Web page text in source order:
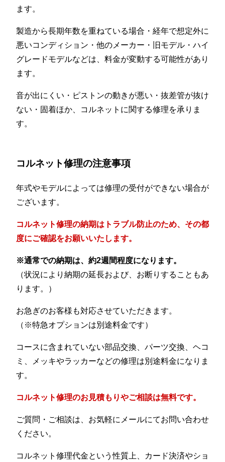
ます。
製造から長期年数を重ねている場合・経年で想定外に
悪いコンディション・他のメーカー・旧モデル・ハイ
グレードモデルなどは、料金が変動する可能性があり
ます。
音が出にくい・ピストンの動きが悪い・抜差管が抜け
ない・固着ほか、コルネットに関する修理を承りま
す。
コルネット修理の注意事項
年式やモデルによっては修理の受付ができない場合が
ございます。
コルネット修理の納期はトラブル防止のため、その都
度にご確認をお願いいたします。
※通常での納期は、約2週間程度になります。
（状況により納期の延長および、お断りすることもあ
ります。）
お急ぎのお客様も対応させていただきます。
（※特急オプションは別途料金です）
コースに含まれていない部品交換、パーツ交換、ヘコ
ミ、メッキやラッカーなどの修理は別途料金になりま
す。
コルネット修理のお見積もりやご相談は無料です。
ご質問・ご相談は、お気軽にメールにてお問い合わせ
ください。
コルネット修理代金という性質上、カード決済やショ